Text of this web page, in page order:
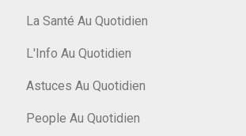
La Santé Au Quotidien
L'Info Au Quotidien
Astuces Au Quotidien
People Au Quotidien